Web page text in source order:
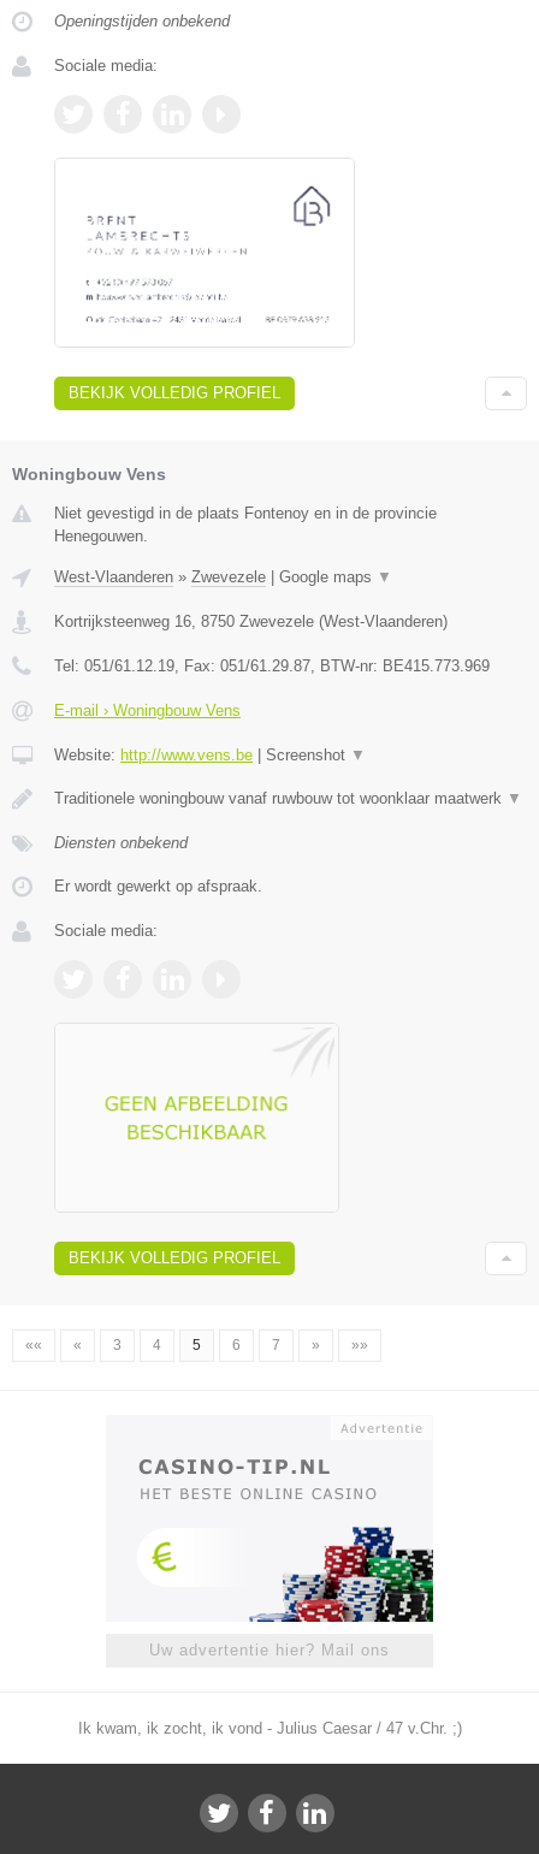
Openingstijden onbekend
Sociale media:
BEKIJK VOLLEDIG PROFIEL
Woningbouw Vens
Niet gevestigd in de plaats Fontenoy en in de provincie
Henegouwen.
West-Vlaanderen » Zwevezele Google maps ▼
Kortrijksteenweg 16 8750 Zwevezele (West-Vlaanderen)
Tel: 051/61.12.19 , Fax: 051/61.29.87 , BTW-nr: BE415.773.969
E-mail › Woningbouw Vens
Website: http://www.vens.be Screenshot ▼
Traditionele woningbouw vanaf ruwbouw tot woonklaar maatwerk ▼
Diensten onbekend
Er wordt gewerkt op afspraak.
Sociale media:
BEKIJK VOLLEDIG PROFIEL
«« « 3 4 5 6 7 » »»
Uw advertentie hier? Mail ons
Ik kwam, ik zocht, ik vond - Julius Caesar / 47 v.Chr. ;)